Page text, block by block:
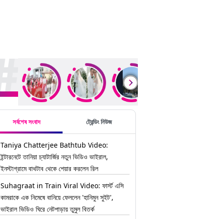
সর্বশেষ সংবাদ ট্রেন্ডিং নিউজ
Taniya Chatterjee Bathtub Video:
ইন্টারনেটে তানিয়া চ্যাটার্জির নতুন ভিডিও ভাইরাল,
ইনস্টাগ্রামে বাথটাব থেকে শেয়ার করলেন রিল
Suhagraat in Train Viral Video: ফার্স্ট এসি
কামরাকে এক নিমেষে বানিয়ে ফেললেন 'হানিমুন সুইট',
ভাইরাল ভিডিও ঘিরে নেটপাড়ায় তুমুল বিতর্ক